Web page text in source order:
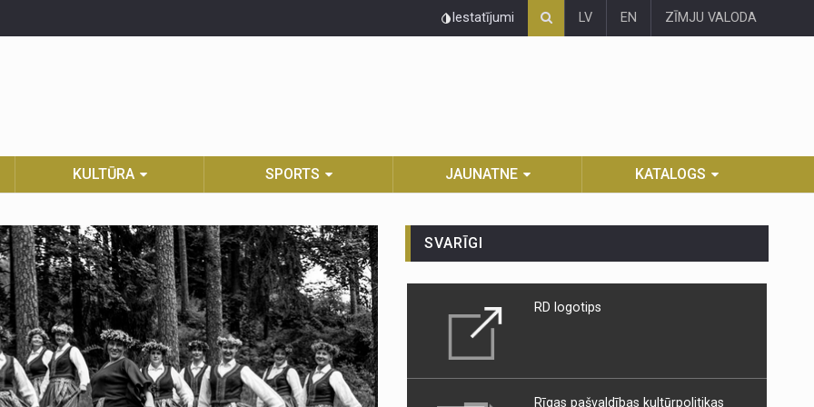
Iestatījumi LV EN ZĪMJU VALODA
KULTŪRA SPORTS JAUNATNE KATALOGS
SVARĪGI
RD logotips
Rīgas pašvaldības kultūrpolitikas